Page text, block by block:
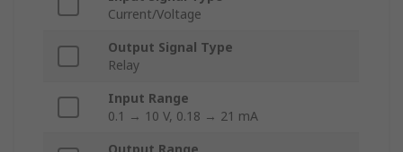
Current/Voltage
Output Signal Type
Relay
Input Range
0.1 → 10 V, 0.18 → 21 mA